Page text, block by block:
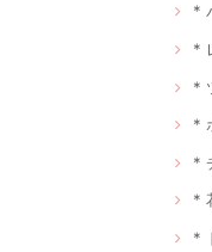
*
*
*
*
*
*
*